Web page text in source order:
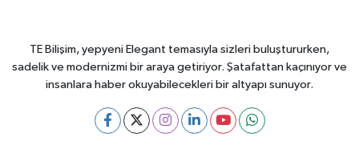
TE Bilişim, yepyeni Elegant temasıyla sizleri buluştururken,
sadelik ve modernizmi bir araya getiriyor. Şatafattan kaçınıyor ve
insanlara haber okuyabilecekleri bir altyapı sunuyor.